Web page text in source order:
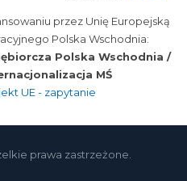
przez Unię Europejską
Polska Wschodnia:
Polska Wschodnia /
MŚ
UE - zapytanie
prawa zastrzeżone.